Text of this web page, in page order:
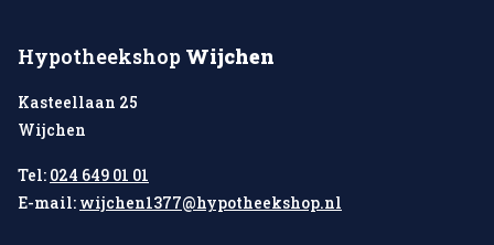
Hypotheekshop Wijchen
Kasteellaan 25
Wijchen
Tel: 024 649 01 01
E-mail: wijchen1377@hypotheekshop.nl